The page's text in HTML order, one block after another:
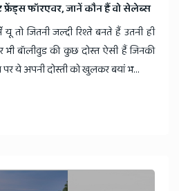
फॉरएवर, जानें कौन हैं वो सेलेब्स
यू तो जितनी जल्दी रिश्ते बनते हैं उतनी ही
भी बॉलीवुड की कुछ दोस्त ऐसी हैं जिनकी
ये अपनी दोस्ती को खुलकर बयां भ...